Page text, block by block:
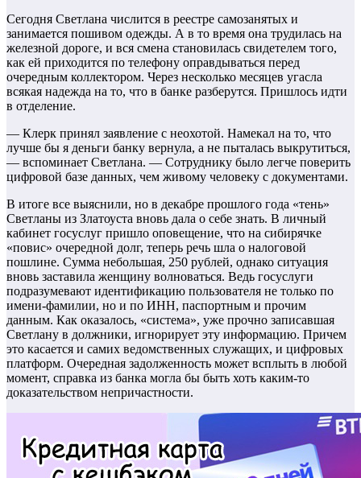
Сегодня Светлана числится в реестре самозанятых и
занимается пошивом одежды. А в то время она трудилась на
железной дороге, и вся смена становилась свидетелем того,
как ей приходится по телефону оправдываться перед
очередным коллектором. Через несколько месяцев угасла
всякая надежда на то, что в банке разберутся. Пришлось идти
в отделение.
— Клерк принял заявление с неохотой. Намекал на то, что
лучше бы я деньги банку вернула, а не пыталась выкрутиться,
— вспоминает Светлана. — Сотруднику было легче поверить
цифровой базе данных, чем живому человеку с документами.
В итоге все выяснили, но в декабре прошлого года «тень»
Светланы из Златоуста вновь дала о себе знать. В личный
кабинет госуслуг пришло оповещение, что на сибирячке
«повис» очередной долг, теперь речь шла о налоговой
пошлине. Сумма небольшая, 250 рублей, однако ситуация
вновь заставила женщину волноваться. Ведь госуслуги
подразумевают идентификацию пользователя не только по
имени-фамилии, но и по ИНН, паспортным и прочим
данным. Как оказалось, «система», уже прочно записавшая
Светлану в должники, игнорирует эту информацию. Причем
это касается и самих ведомственных служащих, и цифровых
платформ. Очередная задолженность может всплыть в любой
момент, справка из банка могла бы быть хоть каким-то
доказательством непричастности.